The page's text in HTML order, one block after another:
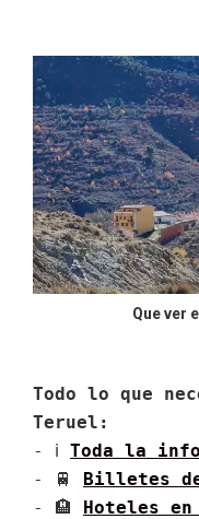
Que ver
Todo lo que
Teruel:
- ℹ Toda la
- 🚆 Billetes
- 🏨 Hoteles en